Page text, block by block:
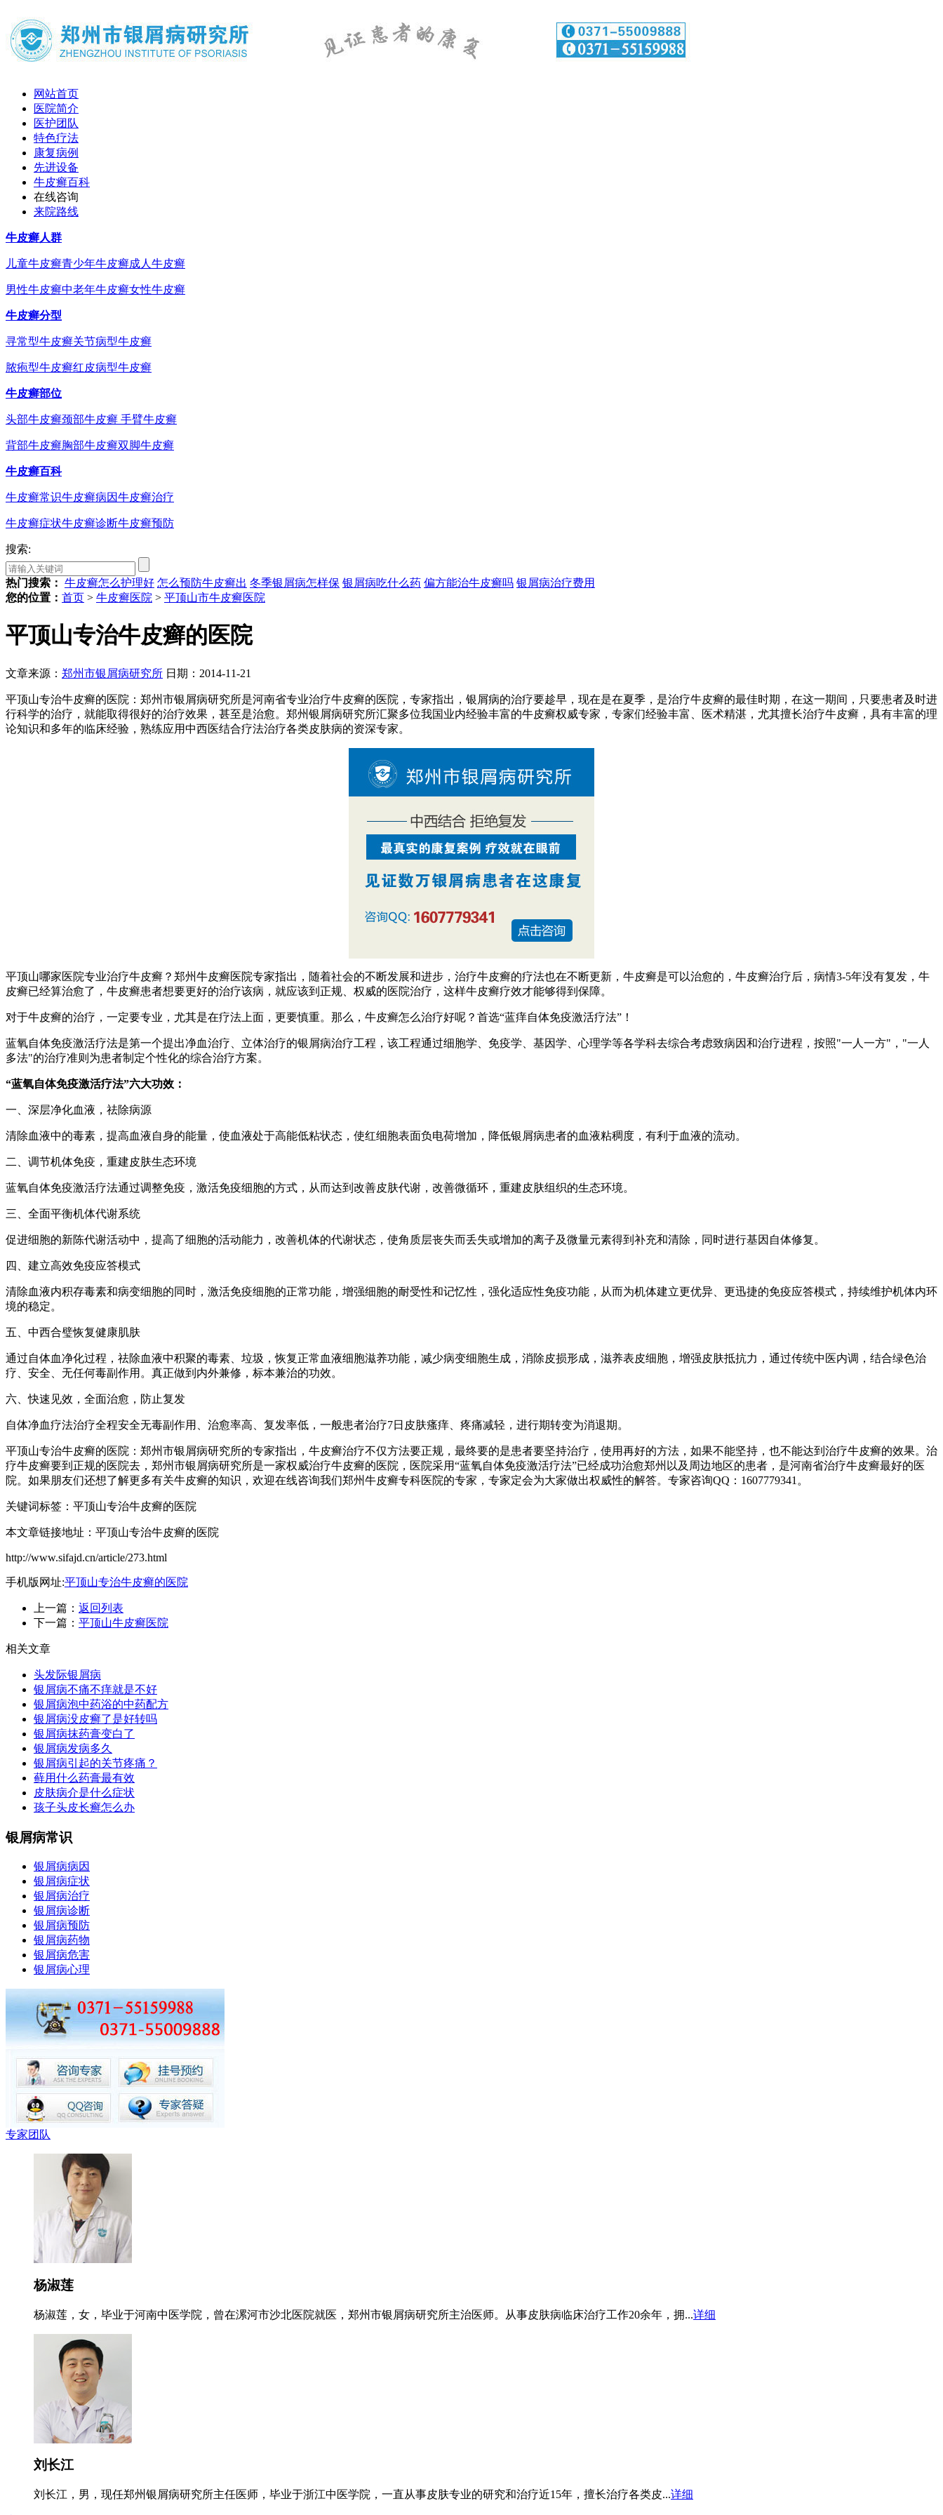
网站首页
医院简介
医护团队
特色疗法
康复病例
先进设备
牛皮癣百科
在线咨询
来院路线
牛皮癣人群
儿童牛皮癣青少年牛皮癣成人牛皮癣
男性牛皮癣中老年牛皮癣女性牛皮癣
牛皮癣分型
寻常型牛皮癣关节病型牛皮癣
脓疱型牛皮癣红皮病型牛皮癣
牛皮癣部位
头部牛皮癣颈部牛皮癣 手臂牛皮癣
背部牛皮癣胸部牛皮癣双脚牛皮癣
牛皮癣百科
牛皮癣常识牛皮癣病因牛皮癣治疗
牛皮癣症状牛皮癣诊断牛皮癣预防
搜索:
热门搜索： 牛皮癣怎么护理好 怎么预防牛皮癣出 冬季银屑病怎样保 银屑病吃什么药 偏方能治牛皮癣吗 银屑病治疗费用
您的位置： 首页 > 牛皮癣医院 > 平顶山市牛皮癣医院
平顶山专治牛皮癣的医院
文章来源： 郑州市银屑病研究所 日期：2014-11-21
平顶山专治牛皮癣的医院：郑州市银屑病研究所是河南省专业治疗牛皮癣的医院，专家指出，银屑病的治疗要趁早，现在是在夏季，是治疗牛皮癣的最佳时期，在这一期间，只要患者及时进
行科学的治疗，就能取得很好的治疗效果，甚至是治愈。郑州银屑病研究所汇聚多位我国业内经验丰富的牛皮癣权威专家，专家们经验丰富、医术精湛，尤其擅长治疗牛皮癣，具有丰富的理
论知识和多年的临床经验，熟练应用中西医结合疗法治疗各类皮肤病的资深专家。
平顶山哪家医院专业治疗牛皮癣？郑州牛皮癣医院专家指出，随着社会的不断发展和进步，治疗牛皮癣的疗法也在不断更新，牛皮癣是可以治愈的，牛皮癣治疗后，病情3-5年没有复发，牛
皮癣已经算治愈了，牛皮癣患者想要更好的治疗该病，就应该到正规、权威的医院治疗，这样牛皮癣疗效才能够得到保障。
对于牛皮癣的治疗，一定要专业，尤其是在疗法上面，更要慎重。那么，牛皮癣怎么治疗好呢？首选“蓝痒自体免疫激活疗法”！
蓝氧自体免疫激活疗法是第一个提出净血治疗、立体治疗的银屑病治疗工程，该工程通过细胞学、免疫学、基因学、心理学等各学科去综合考虑致病因和治疗进程，按照"一人一方"，"一人
多法"的治疗准则为患者制定个性化的综合治疗方案。
“蓝氧自体免疫激活疗法”六大功效：
一、深层净化血液，祛除病源
清除血液中的毒素，提高血液自身的能量，使血液处于高能低粘状态，使红细胞表面负电荷增加，降低银屑病患者的血液粘稠度，有利于血液的流动。
二、调节机体免疫，重建皮肤生态环境
蓝氧自体免疫激活疗法通过调整免疫，激活免疫细胞的方式，从而达到改善皮肤代谢，改善微循环，重建皮肤组织的生态环境。
三、全面平衡机体代谢系统
促进细胞的新陈代谢活动中，提高了细胞的活动能力，改善机体的代谢状态，使角质层丧失而丢失或增加的离子及微量元素得到补充和清除，同时进行基因自体修复。
四、建立高效免疫应答模式
清除血液内积存毒素和病变细胞的同时，激活免疫细胞的正常功能，增强细胞的耐受性和记忆性，强化适应性免疫功能，从而为机体建立更优异、更迅捷的免疫应答模式，持续维护机体内环
境的稳定。
五、中西合璧恢复健康肌肤
通过自体血净化过程，祛除血液中积聚的毒素、垃圾，恢复正常血液细胞滋养功能，减少病变细胞生成，消除皮损形成，滋养表皮细胞，增强皮肤抵抗力，通过传统中医内调，结合绿色治
疗、安全、无任何毒副作用。真正做到内外兼修，标本兼治的功效。
六、快速见效，全面治愈，防止复发
自体净血疗法治疗全程安全无毒副作用、治愈率高、复发率低，一般患者治疗7日皮肤瘙痒、疼痛减轻，进行期转变为消退期。
平顶山专治牛皮癣的医院：郑州市银屑病研究所的专家指出，牛皮癣治疗不仅方法要正规，最终要的是患者要坚持治疗，使用再好的方法，如果不能坚持，也不能达到治疗牛皮癣的效果。治
疗牛皮癣要到正规的医院去，郑州市银屑病研究所是一家权威治疗牛皮癣的医院，医院采用“蓝氧自体免疫激活疗法”已经成功治愈郑州以及周边地区的患者，是河南省治疗牛皮癣最好的医
院。如果朋友们还想了解更多有关牛皮癣的知识，欢迎在线咨询我们郑州牛皮癣专科医院的专家，专家定会为大家做出权威性的解答。专家咨询QQ：1607779341。
关键词标签：平顶山专治牛皮癣的医院
本文章链接地址：平顶山专治牛皮癣的医院
http://www.sifajd.cn/article/273.html
手机版网址:平顶山专治牛皮癣的医院
上一篇： 返回列表
下一篇： 平顶山牛皮癣医院
相关文章
头发际银屑病
银屑病不痛不痒就是不好
银屑病泡中药浴的中药配方
银屑病没皮癣了是好转吗
银屑病抹药膏变白了
银屑病发病多久
银屑病引起的关节疼痛？
藓用什么药膏最有效
皮肤病介是什么症状
孩子头皮长癣怎么办
银屑病常识
银屑病病因
银屑病症状
银屑病治疗
银屑病诊断
银屑病预防
银屑病药物
银屑病危害
银屑病心理
专家团队
杨淑莲
杨淑莲，女，毕业于河南中医学院，曾在漯河市沙北医院就医，郑州市银屑病研究所主治医师。从事皮肤病临床治疗工作20余年，拥...详细
刘长江
刘长江，男，现任郑州银屑病研究所主任医师，毕业于浙江中医学院，一直从事皮肤专业的研究和治疗近15年，擅长治疗各类皮...详细